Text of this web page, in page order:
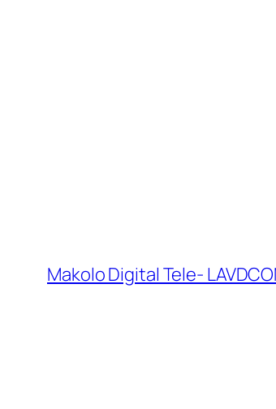
Makolo Digital Tele-